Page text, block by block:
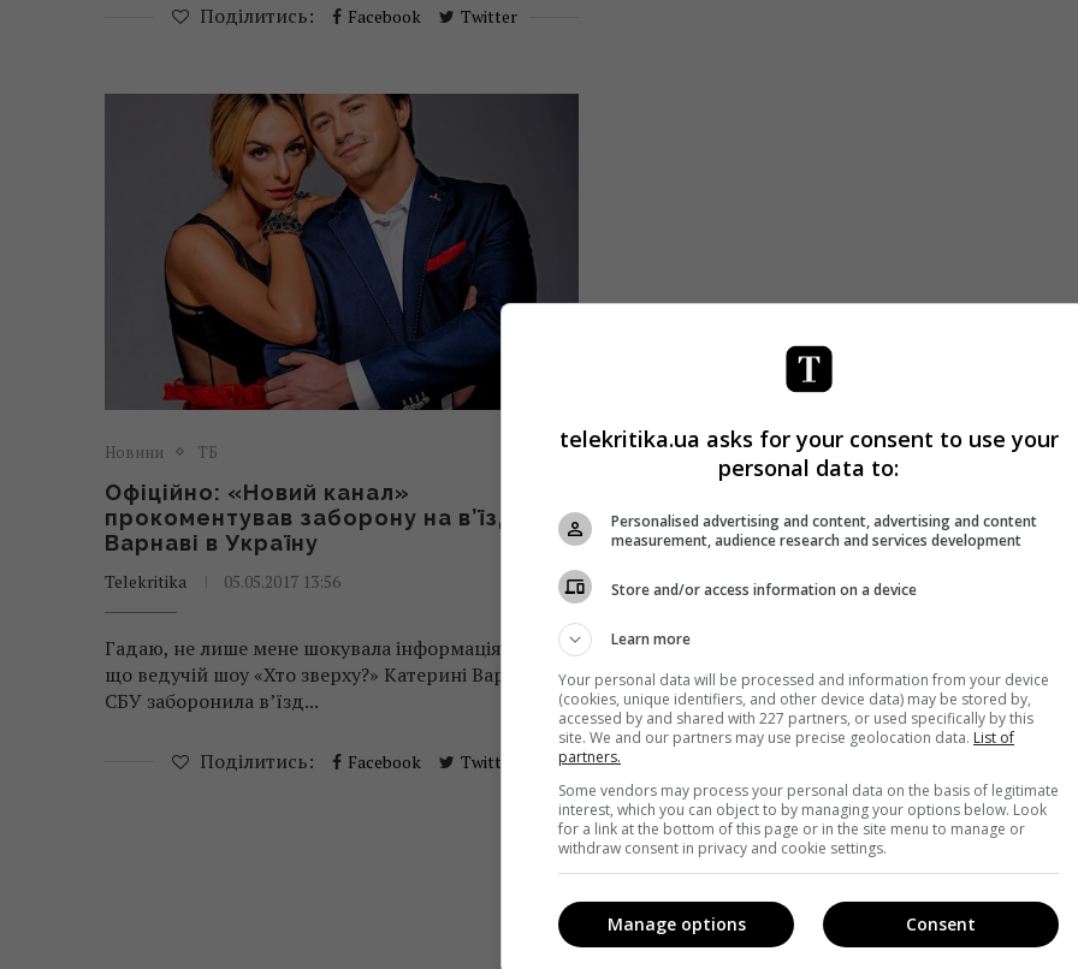
Поділитись: Facebook Twitter
Новини ТБ
Офіційно: «Новий канал»
прокоментував заборону на в’їзд
Варнаві в Україну
Telekritika 05.05.2017 13:56
Гадаю, не лише мене шокувала інформація про те,
що ведучій шоу «Хто зверху?» Катерині Варнаві
СБУ заборонила в’їзд...
Поділитись: Facebook Twitter
telekritika.ua asks for your consent to use your
personal data to:
Personalised advertising and content, advertising and content
measurement, audience research and services development
Store and/or access information on a device
Learn more
Your personal data will be processed and information from your device
(cookies, unique identifiers, and other device data) may be stored by,
accessed by and shared with 227 partners, or used specifically by this
site. We and our partners may use precise geolocation data. List of
partners.
Some vendors may process your personal data on the basis of legitimate
interest, which you can object to by managing your options below. Look
for a link at the bottom of this page or in the site menu to manage or
withdraw consent in privacy and cookie settings.
Consent
Manage options